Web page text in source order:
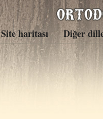
Site haritası Diğer